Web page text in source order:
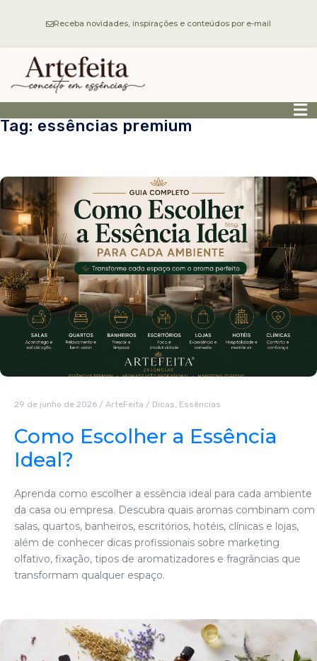
Receba novidades, inspirações e conteúdos por e-mail
Tag: essências premium
29 de junho de 2026 / ArteFeita / Dicas, Essências
Como Escolher a Essência
Ideal?
Aprenda como escolher a essência ideal para cada ambiente
da casa ou empresa. Descubra quais aromas combinam com
salas, quartos, banheiros, escritórios, hotéis, clínicas e lojas,
além de conhecer dicas profissionais sobre marketing
olfativo, fixação, tipos de aromatizadores e fragrâncias que
transformam qualquer espaço.